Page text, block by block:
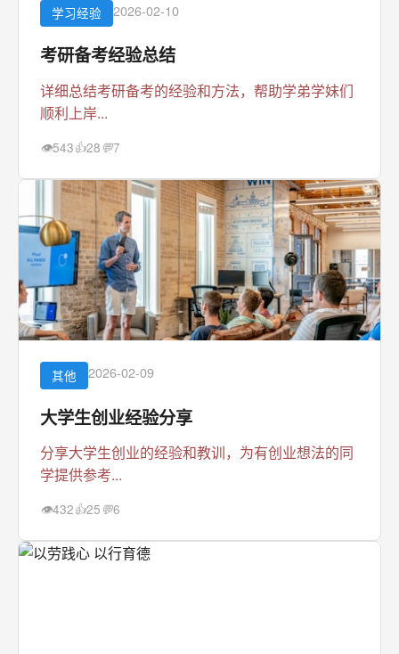
学习经验 2026-02-10
考研备考经验总结
详细总结考研备考的经验和方法，帮助学弟学妹们
顺利上岸...
👁543👍28 💬7
其他 2026-02-09
大学生创业经验分享
分享大学生创业的经验和教训，为有创业想法的同
学提供参考...
👁432👍25 💬6